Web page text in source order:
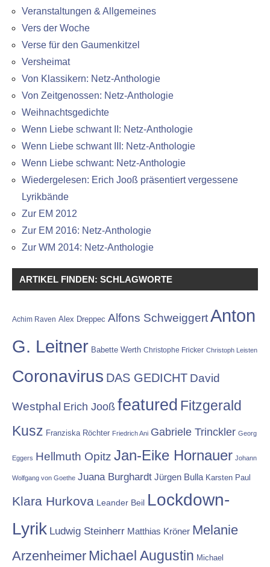
Veranstaltungen & Allgemeines
Vers der Woche
Verse für den Gaumenkitzel
Versheimat
Von Klassikern: Netz-Anthologie
Von Zeitgenossen: Netz-Anthologie
Weihnachtsgedichte
Wenn Liebe schwant II: Netz-Anthologie
Wenn Liebe schwant III: Netz-Anthologie
Wenn Liebe schwant: Netz-Anthologie
Wiedergelesen: Erich Jooß präsentiert vergessene
Lyrikbände
Zur EM 2012
Zur EM 2016: Netz-Anthologie
Zur WM 2014: Netz-Anthologie
ARTIKEL FINDEN: SCHLAGWORTE
Achim Raven Alex Dreppec Alfons Schweiggert Anton
G. Leitner Babette Werth Christophe Fricker Christoph Leisten
Coronavirus DAS GEDICHT David
Westphal Erich Jooß featured Fitzgerald
Kusz Franziska Röchter Friedrich Ani Gabriele Trinckler Georg
Eggers Hellmuth Opitz Jan-Eike Hornauer Johann
Wolfgang von Goethe Juana Burghardt Jürgen Bulla Karsten Paul
Klara Hurkova Leander Beil Lockdown-
Lyrik Ludwig Steinherr Matthias Kröner Melanie
Arzenheimer Michael Augustin Michael